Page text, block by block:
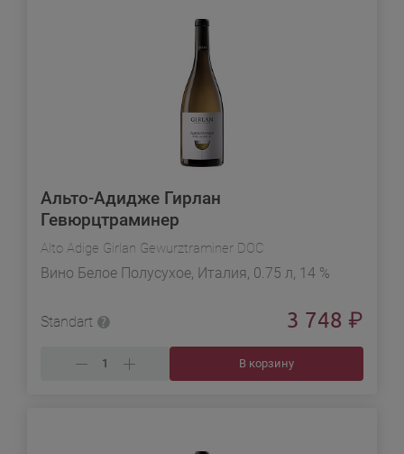
Альто-Адидже Гирлан
Гевюрцтраминер
Alto Adige Girlan Gewurztraminer DOC
Вино Белое Полусухое, Италия, 0.75 л, 14 %
Standart 3 748 ₽
В корзину